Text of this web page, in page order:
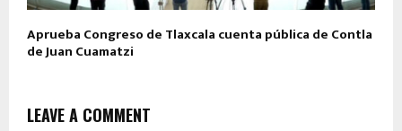
Aprueba Congreso de Tlaxcala cuenta pública de Contla
de Juan Cuamatzi
LEAVE A COMMENT